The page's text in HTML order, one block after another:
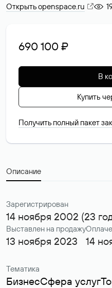
Открыть openspace.ru
690 100 ₽
В
Купить
Получить полный пакет
Описание
Зарегистрирован
14 ноября 2002 (23
Выставлен на продажу
13 ноября 2023 14
Тематика
БизнесСфера услуг